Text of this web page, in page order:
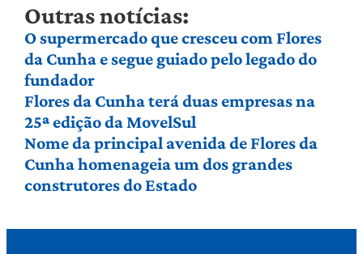
Outras notícias:
O supermercado que cresceu com Flores
da Cunha e segue guiado pelo legado do
fundador
Flores da Cunha terá duas empresas na
25ª edição da MovelSul
Nome da principal avenida de Flores da
Cunha homenageia um dos grandes
construtores do Estado